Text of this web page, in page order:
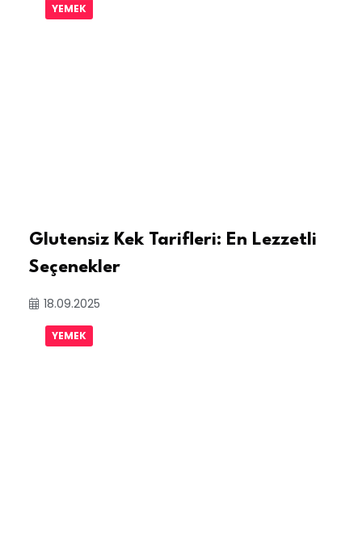
YEMEK
Glutensiz Kek Tarifleri: En Lezzetli
Seçenekler
18.09.2025
YEMEK